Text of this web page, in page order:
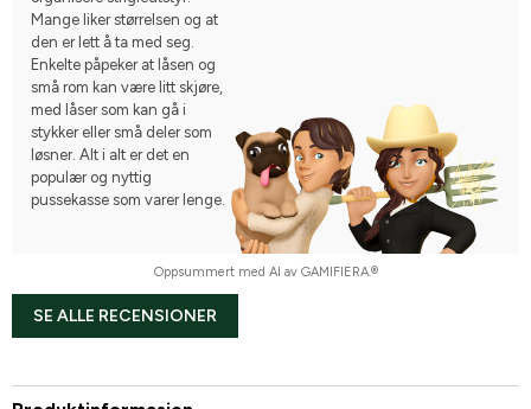
Mange liker størrelsen og at
den er lett å ta med seg.
Enkelte påpeker at låsen og
små rom kan være litt skjøre,
med låser som kan gå i
stykker eller små deler som
løsner. Alt i alt er det en
populær og nyttig
pussekasse som varer lenge.
Oppsummert med AI av GAMIFIERA.®
SE ALLE RECENSIONER